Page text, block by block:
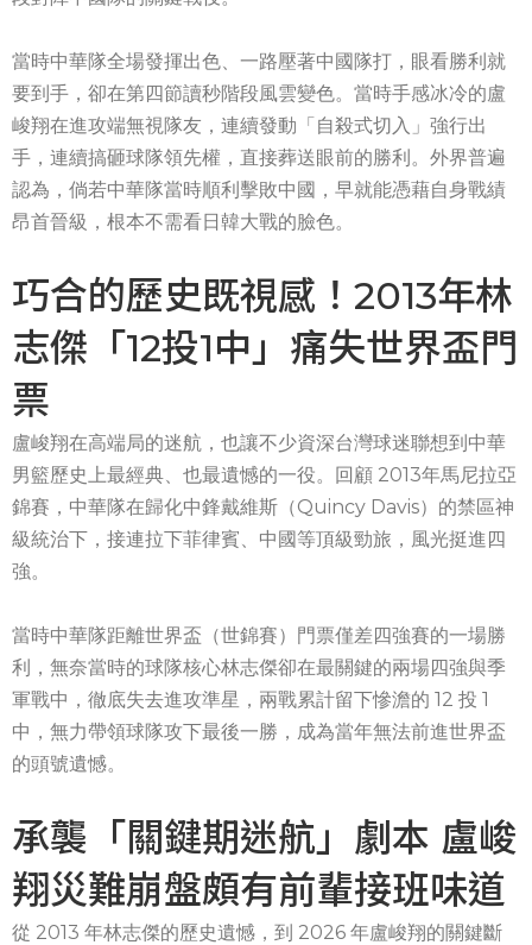
當時中華隊全場發揮出色、一路壓著中國隊打，眼看勝利就
要到手，卻在第四節讀秒階段風雲變色。當時手感冰冷的盧
峻翔在進攻端無視隊友，連續發動「自殺式切入」強行出
手，連續搞砸球隊領先權，直接葬送眼前的勝利。外界普遍
認為，倘若中華隊當時順利擊敗中國，早就能憑藉自身戰績
昂首晉級，根本不需看日韓大戰的臉色。
巧合的歷史既視感！2013年林
志傑「12投1中」痛失世界盃門
票
盧峻翔在高端局的迷航，也讓不少資深台灣球迷聯想到中華
男籃歷史上最經典、也最遺憾的一役。回顧 2013年馬尼拉亞
錦賽，中華隊在歸化中鋒戴維斯（Quincy Davis）的禁區神
級統治下，接連拉下菲律賓、中國等頂級勁旅，風光挺進四
強。
當時中華隊距離世界盃（世錦賽）門票僅差四強賽的一場勝
利，無奈當時的球隊核心林志傑卻在最關鍵的兩場四強與季
軍戰中，徹底失去進攻準星，兩戰累計留下慘澹的 12 投 1
中，無力帶領球隊攻下最後一勝，成為當年無法前進世界盃
的頭號遺憾。
承襲「關鍵期迷航」劇本 盧峻
翔災難崩盤頗有前輩接班味道
從 2013 年林志傑的歷史遺憾，到 2026 年盧峻翔的關鍵斷